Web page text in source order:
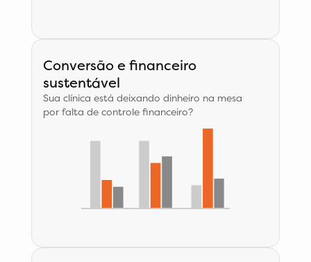
Conversão e financeiro
sustentável
Sua clínica está deixando dinheiro na mesa
por falta de controle financeiro?